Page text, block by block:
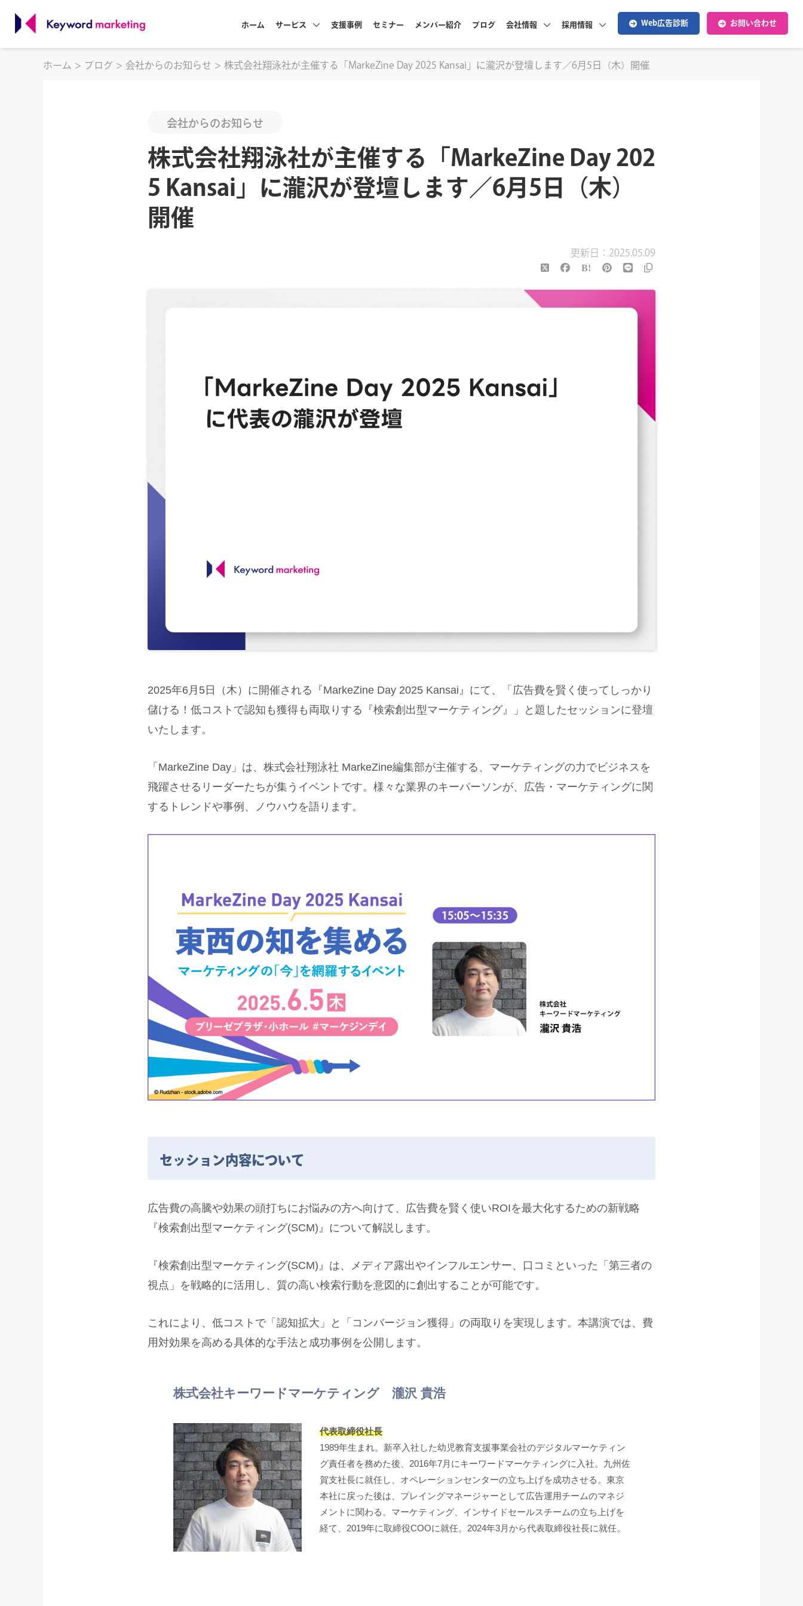
ホーム サービス 支援事例 セミナー メンバー紹介 ブログ 会社情報 採用情報 Web広告診断 お問い合わせ
ホーム ブログ 会社からのお知らせ 株式会社翔泳社が主催する「MarkeZine Day 2025 Kansai」に瀧沢が登壇します／6月5日（木）開催
会社からのお知らせ
株式会社翔泳社が主催する「MarkeZine Day 202
5 Kansai」に瀧沢が登壇します／6月5日（木）
開催
更新日：2025.05.09
2025年6月5日（木）に開催される『MarkeZine Day 2025 Kansai』にて、「広告費を賢く使ってしっかり
儲ける！低コストで認知も獲得も両取りする『検索創出型マーケティング』」と題したセッションに登壇
いたします。
「MarkeZine Day」は、株式会社翔泳社 MarkeZine編集部が主催する、マーケティングの力でビジネスを
飛躍させるリーダーたちが集うイベントです。様々な業界のキーパーソンが、広告・マーケティングに関
するトレンドや事例、ノウハウを語ります。
セッション内容について
広告費の高騰や効果の頭打ちにお悩みの方へ向けて、広告費を賢く使いROIを最大化するための新戦略
『検索創出型マーケティング(SCM)』について解説します。
『検索創出型マーケティング(SCM)』は、メディア露出やインフルエンサー、口コミといった「第三者の
視点」を戦略的に活用し、質の高い検索行動を意図的に創出することが可能です。
これにより、低コストで「認知拡大」と「コンバージョン獲得」の両取りを実現します。本講演では、費
用対効果を高める具体的な手法と成功事例を公開します。
株式会社キーワードマーケティング 瀧沢 貴浩
代表取締役社長
1989年生まれ。新卒入社した幼児教育支援事業会社のデジタルマーケティン
グ責任者を務めた後、2016年7月にキーワードマーケティングに入社。九州佐
賀支社長に就任し、オペレーションセンターの立ち上げを成功させる。東京
本社に戻った後は、プレイングマネージャーとして広告運用チームのマネジ
メントに関わる。マーケティング、インサイドセールスチームの立ち上げを
経て、2019年に取締役COOに就任。2024年3月から代表取締役社長に就任。